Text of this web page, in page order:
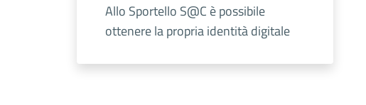
Allo Sportello S@C è possibile
ottenere la propria identità digitale